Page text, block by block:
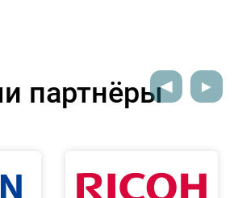
партнёры